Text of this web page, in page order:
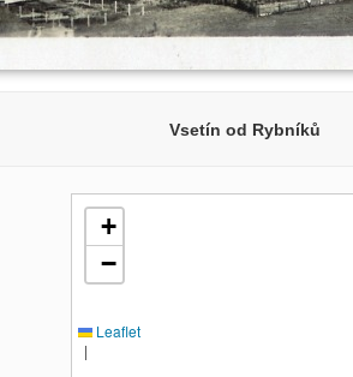
Vsetín od Rybníků
+
−
Leaflet
|